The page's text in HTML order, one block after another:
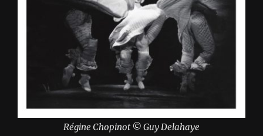
Régine Chopinot © Guy Delahaye